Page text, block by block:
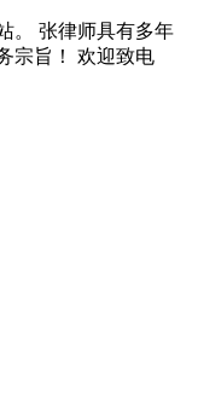
。 张律师具有多年
宗旨！ 欢迎致电